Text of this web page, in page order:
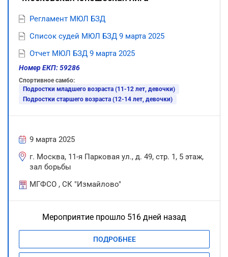
Регламент МЮЛ БЗД
Список судей МЮЛ БЗД 9 марта 2025
Отчет МЮЛ БЗД 9 марта 2025
Номер ЕКП: 59286
Спортивное самбо:
Подростки младшего возраста (11-12 лет, девочки)
Подростки старшего возраста (12-14 лет, девочки)
9 марта 2025
г. Москва, 11-я Парковая ул., д. 49, стр. 1, 5 этаж,
зал борьбы
МГФСО , СК "Измайлово"
Мероприятие прошло 516 дней назад
ПОДРОБНЕЕ